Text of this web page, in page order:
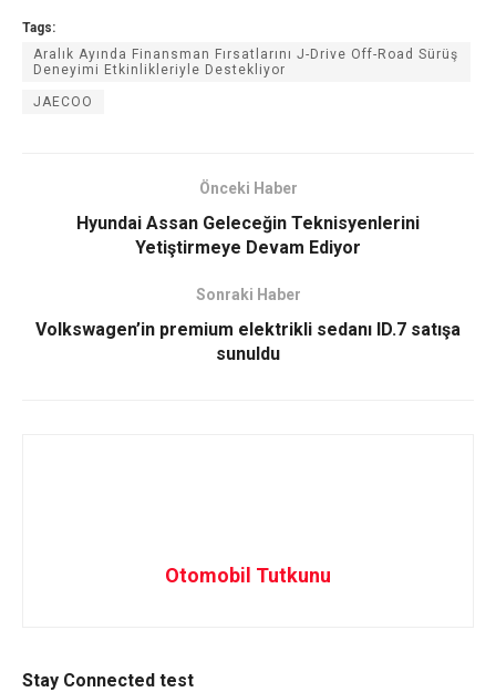
Tags:
Aralık Ayında Finansman Fırsatlarını J-Drive Off-Road Sürüş
Deneyimi Etkinlikleriyle Destekliyor
JAECOO
Önceki Haber
Hyundai Assan Geleceğin Teknisyenlerini
Yetiştirmeye Devam Ediyor
Sonraki Haber
Volkswagen’in premium elektrikli sedanı ID.7 satışa
sunuldu
Otomobil Tutkunu
Stay Connected test